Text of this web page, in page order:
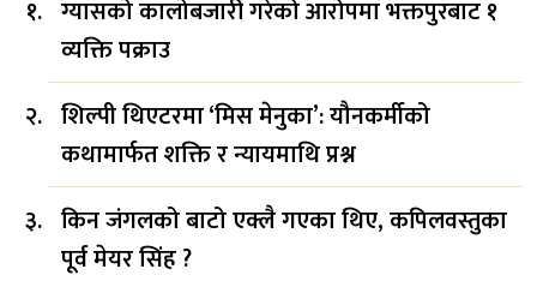
ग्यासको कालोबजारी गरेको आरोपमा भक्तपुरबाट १
व्यक्ति पक्राउ
शिल्पी थिएटरमा ‘मिस मेनुका’: यौनकर्मीको
कथामार्फत शक्ति र न्यायमाथि प्रश्न
किन जंगलको बाटो एक्लै गएका थिए, कपिलवस्तुका
पूर्व मेयर सिंह ?